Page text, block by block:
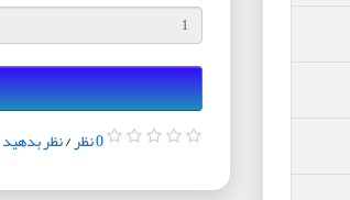
0 نظر /نظر بدهید